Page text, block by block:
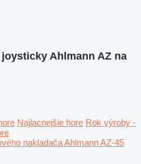
Ahlmann AZ na
Najlacnejšie hore Rok výroby -